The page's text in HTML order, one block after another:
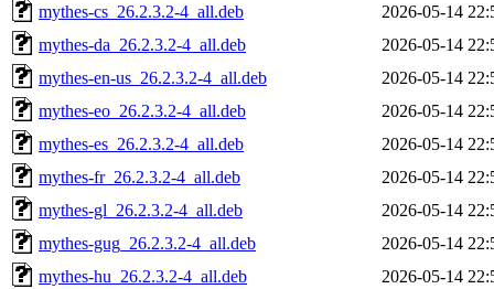
mythes-cs_26.2.3.2-4_all.deb
2026-05-14
mythes-da_26.2.3.2-4_all.deb
2026-05-14
mythes-en-us_26.2.3.2-4_all.deb
2026-05-14
mythes-eo_26.2.3.2-4_all.deb
2026-05-14
mythes-es_26.2.3.2-4_all.deb
2026-05-14
mythes-fr_26.2.3.2-4_all.deb
2026-05-14
mythes-gl_26.2.3.2-4_all.deb
2026-05-14
mythes-gug_26.2.3.2-4_all.deb
2026-05-14
mythes-hu_26.2.3.2-4_all.deb
2026-05-14